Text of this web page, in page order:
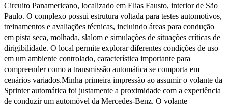
Circuito Panamericano, localizado em Elias Fausto, interior de São
Paulo. O complexo possui estrutura voltada para testes automotivos,
treinamentos e avaliações técnicas, incluindo áreas para condução
em pista seca, molhada, slalom e simulações de situações críticas de
dirigibilidade. O local permite explorar diferentes condições de uso
em um ambiente controlado, característica importante para
compreender como a transmissão automática se comporta em
cenários variados.Minha primeira impressão ao assumir o volante da
Sprinter automática foi justamente a proximidade com a experiência
de conduzir um automóvel da Mercedes-Benz. O volante